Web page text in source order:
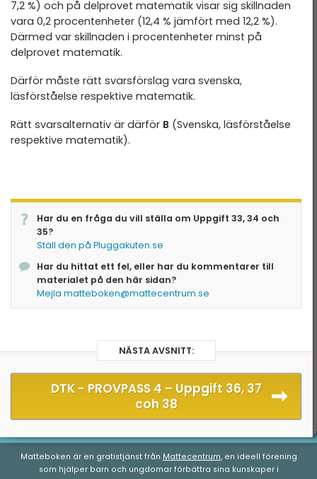
7,2 %) och på delprovet matematik visar sig skillnaden
vara 0,2 procentenheter (12,4 % jämfört med 12,2 %).
Därmed var skillnaden i procentenheter minst på
delprovet matematik.
Därför måste rätt svarsförslag vara svenska,
läsförståelse respektive matematik.
Rätt svarsalternativ är därför B (Svenska, läsförståelse
respektive matematik).
Har du en fråga du vill ställa om Uppgift 33, 34 och
35?
Ställ den på Pluggakuten.se
Har du hittat ett fel, eller har du kommentarer till
materialet på den här sidan?
Mejla matteboken@mattecentrum.se
NÄSTA AVSNITT:
DTK - PROVPASS 4 – Uppgift 36, 37
coh 38
Matteboken är en gratistjänst från Mattecentrum, en ideell förening
som hjälper barn och ungdomar förbättra sina kunskaper i